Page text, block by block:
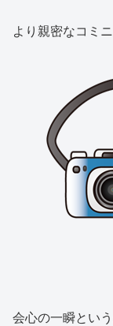
より親密なコミ
会心の一瞬とい